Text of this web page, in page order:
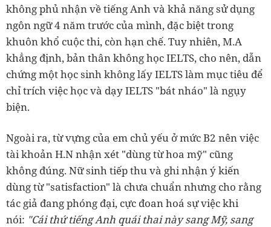
không phủ nhận về tiếng Anh và khả năng sử dụng
ngôn ngữ 4 năm trước của mình, đặc biệt trong
khuôn khổ cuộc thi, còn hạn chế. Tuy nhiên, M.A
khẳng định, bản thân không học IELTS, cho nên, dẫn
chứng một học sinh không lấy IELTS làm mục tiêu để
chỉ trích việc học và dạy IELTS "bát nháo" là ngụy
biện.
Ngoài ra, từ vựng của em chủ yếu ở mức B2 nên việc
tài khoản H.N nhận xét "dùng từ hoa mỹ" cũng
không đúng. Nữ sinh tiếp thu và ghi nhận ý kiến
dùng từ "satisfaction" là chưa chuẩn nhưng cho rằng
tác giả đang phóng đại, cực đoan hoá sự việc khi
nói: "Cái thứ tiếng Anh quái thai này sang Mỹ, sang